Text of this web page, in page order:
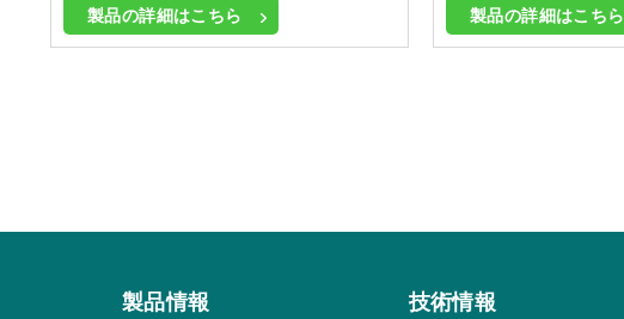
製品の詳細はこちら 製品の詳細はこちら
製品情報 技術情報